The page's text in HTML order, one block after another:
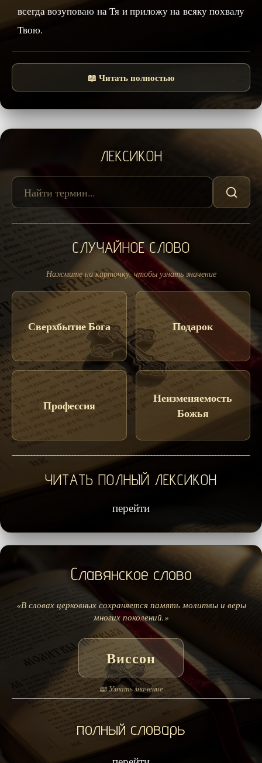
всегда возуповаю на Тя и приложу на всяку похвалу
Твою.
📖 Читать полностью
ЛЕКСИКОН
СЛУЧАЙНОЕ СЛОВО
Нажмите на карточку, чтобы узнать значение
Сверхбытие Бога Подарок
Профессия
Неизменяемость
Божья
ЧИТАТЬ ПОЛНЫЙ ЛЕКСИКОН
перейти
Славянское слово
«В словах церковных сохраняется память молитвы и веры
многих поколений.»
Виссон
📖 Узнать значение
полный словарь